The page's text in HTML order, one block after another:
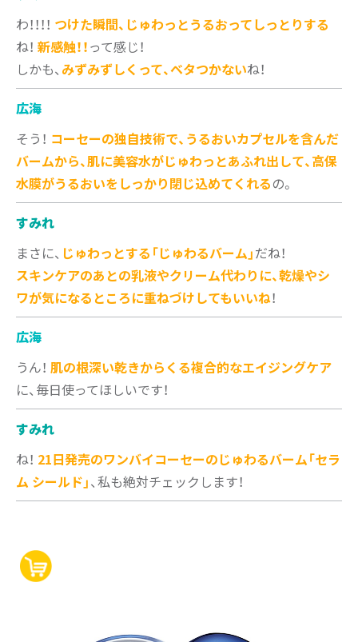
わ！！！！ つけた瞬間、じゅわっとうるおってしっとりする
ね！ 新感触！！って感じ！
しかも、 みずみずしくって、ベタつかないね！
広海
そう！ コーセーの独自技術で、うるおいカプセルを含んだ
バームから、肌に美容水がじゅわっとあふれ出して、高保
水膜がうるおいをしっかり閉じ込めてくれるの。
すみれ
まさに、 じゅわっとする「じゅわるバーム」だね！
スキンケアのあとの乳液やクリーム代わりに、乾燥やシ
ワが気になるところに重ねづけしてもいいね！
広海
うん！ 肌の根深い乾きからくる複合的なエイジングケア
に、毎日使ってほしいです！
すみれ
ね！ 21日発売のワンバイコーセーのじゅわるバーム「セラ
ム シールド」、私も絶対チェックします！